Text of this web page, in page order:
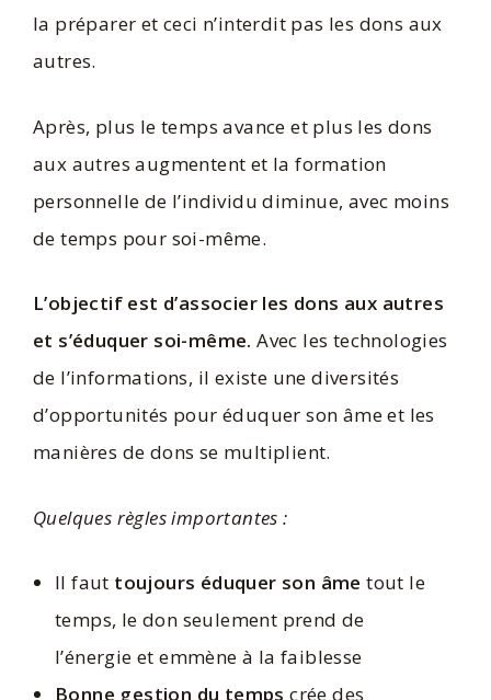
la préparer et ceci n’interdit pas les dons aux
autres.
Après, plus le temps avance et plus les dons
aux autres augmentent et la formation
personnelle de l’individu diminue, avec moins
de temps pour soi-même.
L’objectif est d’associer les dons aux autres
et s’éduquer soi-même. Avec les technologies
de l’informations, il existe une diversités
d’opportunités pour éduquer son âme et les
manières de dons se multiplient.
Quelques règles importantes :
Il faut toujours éduquer son âme tout le
temps, le don seulement prend de
l’énergie et emmène à la faiblesse
Bonne gestion du temps crée des